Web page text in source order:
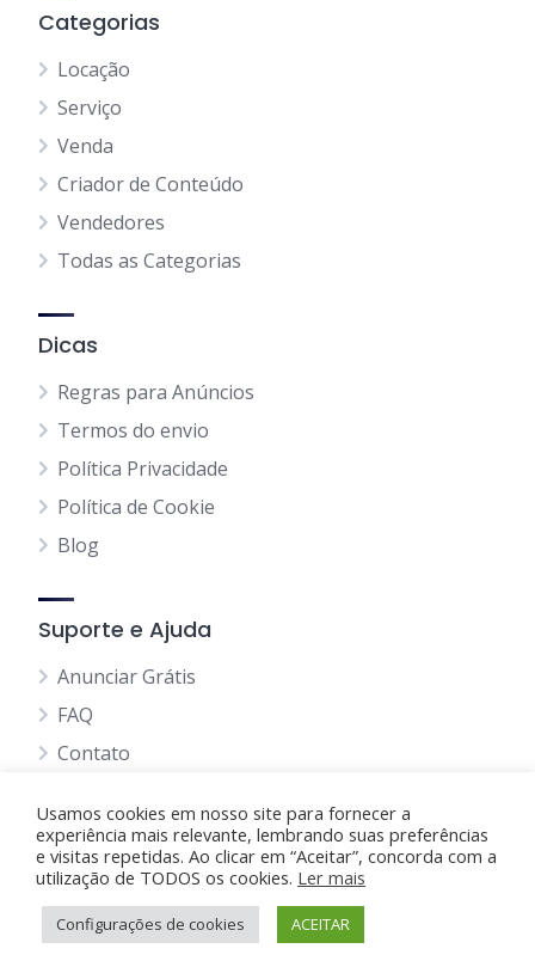
Categorias
Locação
Serviço
Venda
Criador de Conteúdo
Vendedores
Todas as Categorias
Dicas
Regras para Anúncios
Termos do envio
Política Privacidade
Política de Cookie
Blog
Suporte e Ajuda
Anunciar Grátis
FAQ
Contato
Anunciando Agora
Página Inicial
Minha Conta
Usamos cookies em nosso site para fornecer a
experiência mais relevante, lembrando suas preferências
e visitas repetidas. Ao clicar em “Aceitar”, concorda com a
utilização de TODOS os cookies. Ler mais
Configurações de cookies ACEITAR